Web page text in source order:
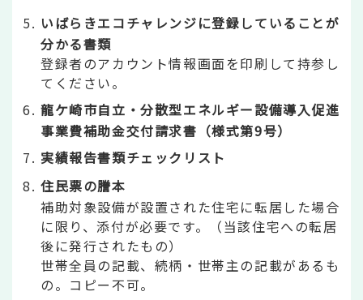
いばらきエコチャレンジに登録していることが
分かる書類
登録者のアカウント情報画面を印刷して持参し
てください。
龍ケ崎市自立・分散型エネルギー設備導入促進
事業費補助金交付請求書（様式第9号）
実績報告書類チェックリスト
住民票の謄本
補助対象設備が設置された住宅に転居した場合
に限り、添付が必要です。（当該住宅への転居
後に発行されたもの）
世帯全員の記載、続柄・世帯主の記載があるも
の。コピー不可。